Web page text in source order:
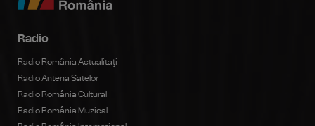
Radio
Radio România Actualitaţi
Radio Antena Satelor
Radio România Cultural
Radio România Muzical